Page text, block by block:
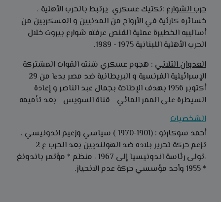
حرب الشوارع :تكتيك عسكري يرتبط بالحرب الأهلية ،
خسائره كارثية في الأرواح من المدنيين و العسكريين من
أساليبه الخطيرة عملية القنص عرفته شوارع بيروت خلال
الحرب الأهلية اللبنانية 1975 - 1989.
العدوان الثلاثي : هجوم عسكري شنته القوات المشتركة
الإسرائيلية الفرنسية و البريطانية ضد مصر بدءا من 29
أكتوبر 1956 بهدف الإطاحة بجمال عبد الناصر و إعادة
السيطرة على الممر المائي– قناة السويس– بعد تأميمه
الشخصيات
أحمد سوكارنو : (1901-1970 ) سياسي وزعيم اندونيسي ،
تزعم حركة تحرير بلاده ضد الهولنديين بعد الحرب ع 2
،تولى رئاسة اندونيسيا إلى 1967 ، منظم * مؤتمر باندونغ
* 1955 وأحد مؤسسي حركة عدم الانحياز.